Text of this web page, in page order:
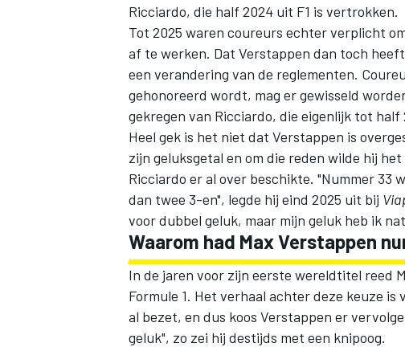
MEER RACEKLASSEN
Ricciardo, die half 2024 uit F1 is vertrokken.
Tot 2025 waren coureurs echter verplicht
af te werken. Dat Verstappen dan toch
een verandering van de reglementen.
gehonoreerd wordt, mag er gewisseld
gekregen van Ricciardo, die eigenlijk tot
Heel gek is het niet dat Verstappen is
zijn geluksgetal en om die reden wilde hij
Ricciardo er al over beschikte. "Nummer 33
dan twee 3-en", legde hij eind 2025 uit bij
voor dubbel geluk, maar mijn geluk heb ik
Waarom had Max Verstappen
In de jaren voor zijn eerste wereldtitel reed
Formule 1. Het verhaal achter deze keuze
al bezet, en dus koos Verstappen er
geluk", zo zei hij destijds met een knipoog.